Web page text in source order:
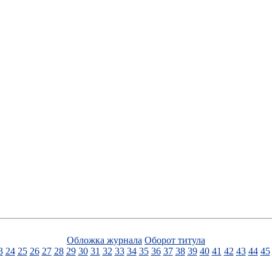
Обложка журнала Оборот титула
24 25 26 27 28 29 30 31 32 33 34 35 36 37 38 39 40 41 42 43 44 45